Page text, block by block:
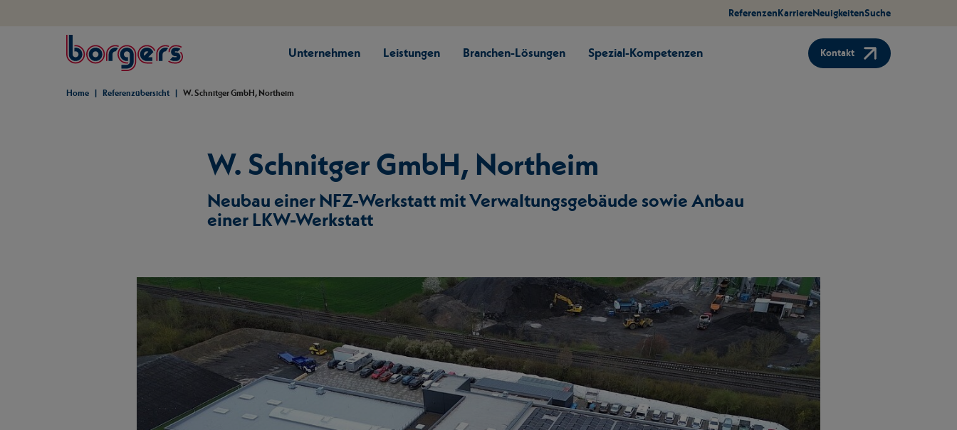
ReferenzenKarriereNeuigkeitenSuche
Borgers Unternehmen Leistungen Branchen-Lösungen Spezial-Kompetenzen Kontakt
Home Referenzübersicht W. Schnitger GmbH, Northeim
W. Schnitger GmbH, Northeim
Neubau einer NFZ-Werkstatt mit Verwaltungsgebäude sowie Anbau
einer LKW-Werkstatt